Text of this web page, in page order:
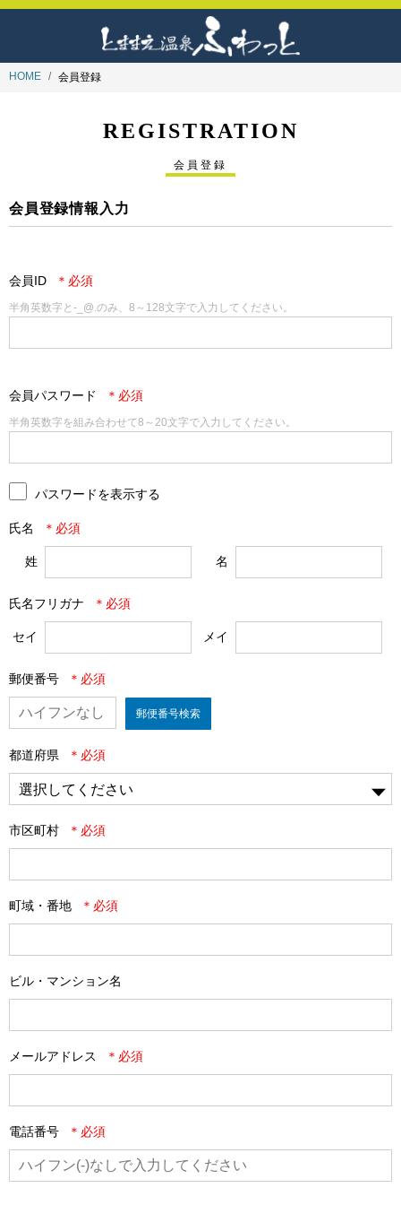
HOME 会員登録
REGISTRATION
会員登録
会員登録情報入力
会員ID
半角英数字と-_@.のみ、8～128文字で入力してください。
会員パスワード
半角英数字を組み合わせて8～20文字で入力してください。
パスワードを表示する
氏名
姓 名
氏名フリガナ
セイ メイ
郵便番号
郵便番号検索
都道府県
市区町村
町域・番地
ビル・マンション名
メールアドレス
電話番号